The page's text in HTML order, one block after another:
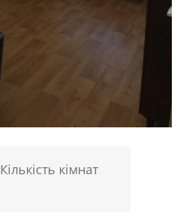
Кількість кімнат